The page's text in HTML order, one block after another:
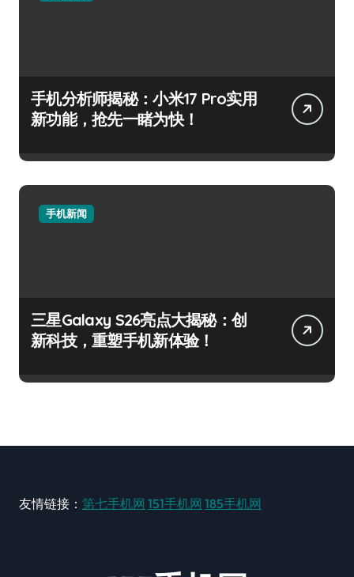
手机分析师揭秘：小米17 Pro实用
新功能，抢先一睹为快！
手机新闻
三星Galaxy S26亮点大揭秘：创
新科技，重塑手机新体验！
友情链接： 第七手机网 151手机网 185手机网